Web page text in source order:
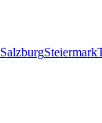
SalzburgSteiermark